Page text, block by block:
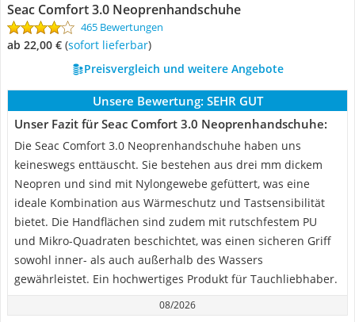
Seac Comfort 3.0 Neoprenhandschuhe
465 Bewertungen
ab 22,00 € ( Sofort lieferbar)
Preisvergleich und weitere Angebote
Unsere Bewertung: SEHR GUT
Unser Fazit für Seac Comfort 3.0 Neoprenhandschuhe:
Die Seac Comfort 3.0 Neoprenhandschuhe haben uns
keineswegs enttäuscht. Sie bestehen aus drei mm dickem
Neopren und sind mit Nylongewebe gefüttert, was eine
ideale Kombination aus Wärmeschutz und Tastsensibilität
bietet. Die Handflächen sind zudem mit rutschfestem PU
und Mikro-Quadraten beschichtet, was einen sicheren Griff
sowohl inner- als auch außerhalb des Wassers
gewährleistet. Ein hochwertiges Produkt für Tauchliebhaber.
08/2026